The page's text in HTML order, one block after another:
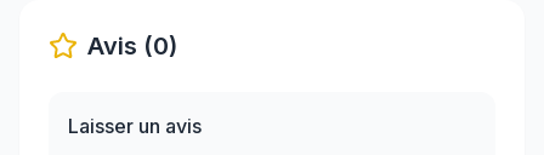
Avis (0)
Laisser un avis